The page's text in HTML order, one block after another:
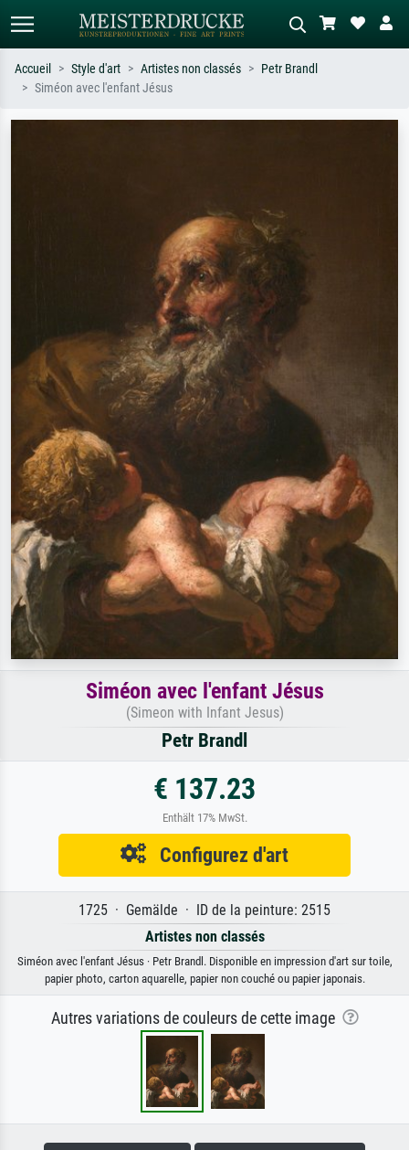
Accueil Style d'art Artistes non classés
Petr Brandl
Siméon avec l'enfant Jésus
Siméon avec l'enfant Jésus
(Simeon with Infant Jesus)
Petr Brandl
€ 137.23
Enthält 17% MwSt.
Configurez d'art
1725 · Gemälde · ID de la peinture: 2515
Artistes non classés
Siméon avec l'enfant Jésus · Petr Brandl. Disponible en impression d'art sur toile,
papier photo, carton aquarelle, papier non couché ou papier japonais.
Autres variations de couleurs de cette image